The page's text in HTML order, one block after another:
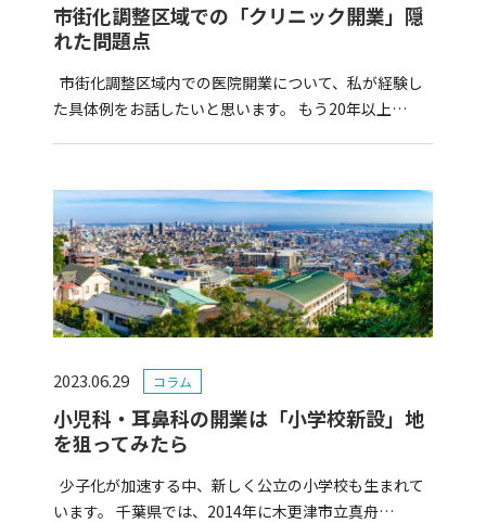
市街化調整区域での「クリニック開業」隠
れた問題点
市街化調整区域内での医院開業について、私が経験し
た具体例をお話したいと思います。 もう20年以上…
2023.06.29 コラム
小児科・耳鼻科の開業は「小学校新設」地
を狙ってみたら
少子化が加速する中、新しく公立の小学校も生まれて
います。 千葉県では、2014年に木更津市立真舟…